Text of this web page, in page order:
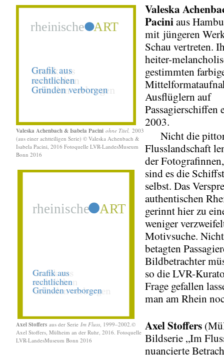
Valeska Achenbach & Isabela Pacini ohne Titel, 2003
(aus einer achtteiligen Serie) © Valeska Achenbach &
Isabela Pacini, 2016 Fotoquelle LVR-LandesMuseum
Bonn 2016
Axel Stoffers aus der Serie Im Fluss , 1999–2002.©
Axel Stoffers, Mülheim an der Ruhr, 2016. Fotoquelle
LVR-LandesMuseum Bonn 2016
Valeska
Paciniaus
mit jüngeren
Schau vertreten.
heiter-
gestimmten
Ausflüglern auf
Passagierschiffen
2003.
Nicht die
Flusslandschaft
der
sind es die
selbst. Das
authentischen
gerinnt hier zu
weniger
Motivsuche.
betagten
Bildbetrachter
so die LVR-
Frage gefallen
man am Rhein
Axel Stoffers
Bildserie „Im
nuancierte